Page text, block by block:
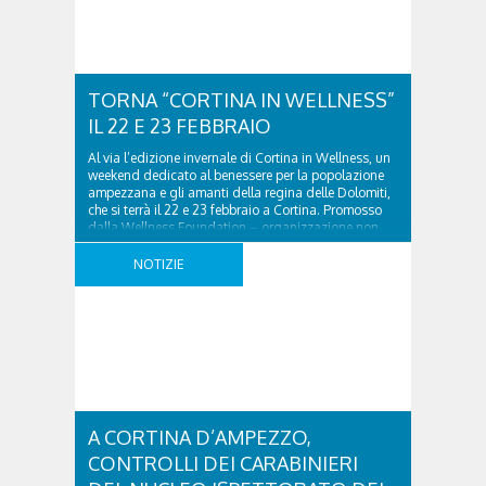
TORNA “CORTINA IN WELLNESS”
IL 22 E 23 FEBBRAIO
Al via l’edizione invernale di Cortina in Wellness, un
weekend dedicato al benessere per la popolazione
ampezzana e gli amanti della regina delle Dolomiti,
che si terrà il 22 e 23 febbraio a Cortina. Promosso
dalla Wellness Foundation – organizzazione non
profit creata da Nerio Alessandri, Fondatore e
Presidente di Technogym, per diffondere la cultura ..
NOTIZIE
A CORTINA D’AMPEZZO,
CONTROLLI DEI CARABINIERI